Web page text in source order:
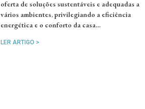
oferta de soluções sustentáveis e adequadas a
vários ambientes, privilegiando a eficiência
energética e o conforto da casa…
LER ARTIGO >